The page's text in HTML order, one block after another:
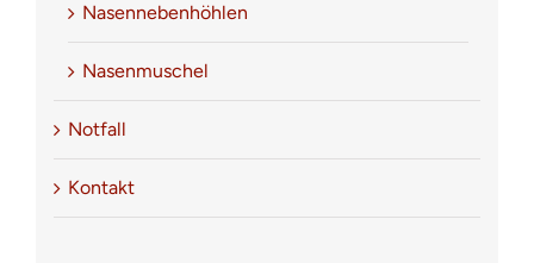
Nasennebenhöhlen
Nasenmuschel
Notfall
Kontakt